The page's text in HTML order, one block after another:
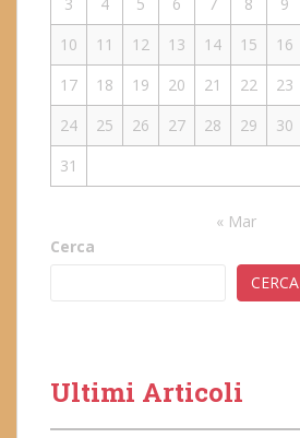
10
11 12 13 14 15
16
17
18 19 20 21 22
23
24
25 26 27 28 29
30
31
« Mar
Cerca
CERCA
Ultimi Articoli